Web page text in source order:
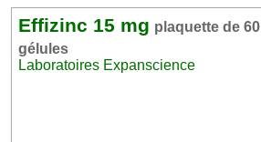
Effizinc 15 mg plaquette de 60
gélules
Laboratoires Expanscience